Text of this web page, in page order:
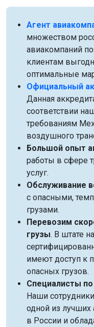
Агент
множеством
авиакомпаний
клиентам
оптимальные
Официальный
Данная
соответствии
требованиям
воздушного
Большой опыт
работы в сфере
услуг.
Обслуживание
с опасными,
грузами.
Перевозим
грузы. В штате
имеют доступ к
опасных грузов.
Специалисты
Наши
одной из
в России и